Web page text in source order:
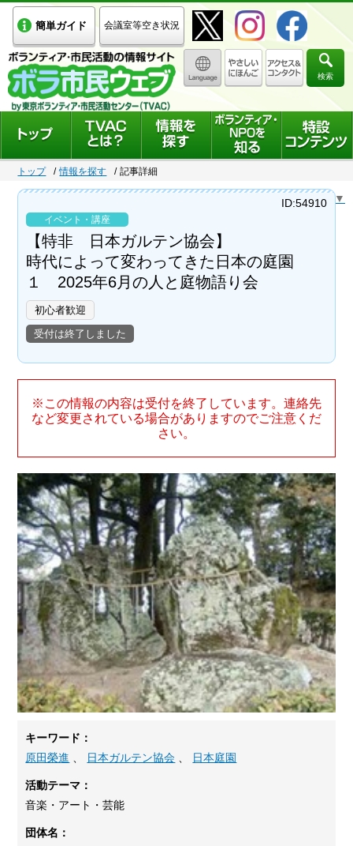
簡単ガイド 会議室等空き状況
検索
トップ 情報を探す 記事詳細
Select Language ▼
イベント・講座
【特非 日本ガルテン協会】
時代によって変わってきた日本の庭園
１ 2025年6月の人と庭物語り会
初心者歓迎
受付は終了しました
ID:54910
※この情報の内容は受付を終了しています。連絡先
など変更されている場合がありますのでご注意くだ
さい。
キーワード：
原田榮進 、 日本ガルテン協会 、 日本庭園
活動テーマ：
音楽・アート・芸能
団体名：